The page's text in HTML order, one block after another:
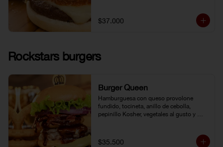
$37.000
Rockstars burgers
Burger Queen
Hamburguesa con queso provolone
fundido, tocineta, anillo de cebolla,
pepinillo Kosher, vegetales al gusto y
$35.500